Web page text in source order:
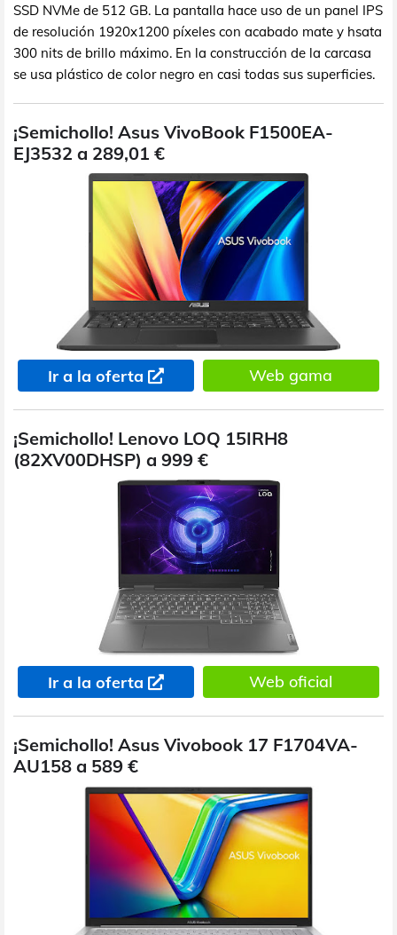
SSD NVMe de 512 GB. La pantalla hace uso de un panel IPS
de resolución 1920x1200 píxeles con acabado mate y hsata
300 nits de brillo máximo. En la construcción de la carcasa
se usa plástico de color negro en casi todas sus superficies.
¡Semichollo! Asus VivoBook F1500EA-
EJ3532 a 289,01 €
Ir a la oferta Web gama
¡Semichollo! Lenovo LOQ 15IRH8
(82XV00DHSP) a 999 €
Ir a la oferta Web oficial
¡Semichollo! Asus Vivobook 17 F1704VA-
AU158 a 589 €